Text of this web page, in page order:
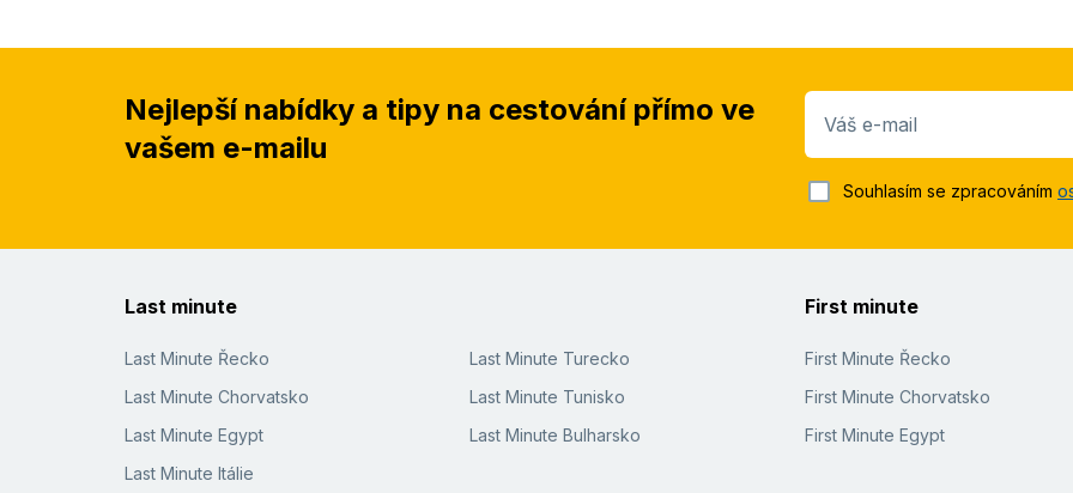
Nejlepší nabídky a tipy na cestování přímo ve
vašem e-mailu
Váš e-mail
Souhlasím se zpracováním
Last minute
Last Minute Řecko
Last Minute Chorvatsko
Last Minute Egypt
Last Minute Itálie
Last Minute Turecko
Last Minute Tunisko
Last Minute Bulharsko
First minute
First Minute Řecko
First Minute Chorvatsko
First Minute Egypt